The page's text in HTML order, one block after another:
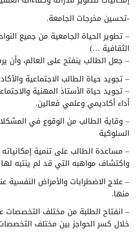
-تحسين مخرجات الجامعة.
– تطوير الحياة الجامعية من جميع
الثقافية …)
– جعل الطالب ينفتح على العالم،
– تجويد حياة الطالب الاجتماعية
– تجويد حياة الأستاذ المهنية
أداء أكاديمي وعلمي فعالين.
– وقاية الطالب من الوقوع في
السلوكية
– مساعدة الطالب على تنمية إمكانياته
واكتشاف مواهبه التي قد لم ينتبه
– علاج الاضطرابات والأمراض النفسية
منها.
– انفتاح الطلبة من مختلف
خلال كسر الحواجز بين مختلف